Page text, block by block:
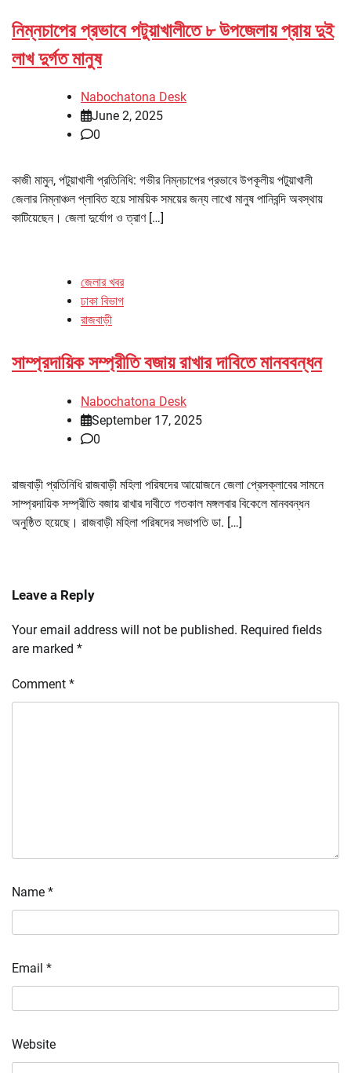
নিম্নচাপের প্রভাবে পটুয়াখালীতে ৮ উপজেলায় প্রায় দুই
লাখ দুর্গত মানুষ
Nabochatona Desk
June 2, 2025
0
কাজী মামুন, পটুয়াখালী প্রতিনিধি: গভীর নিম্নচাপের প্রভাবে উপকূলীয় পটুয়াখালী
জেলার নিম্নাঞ্চল প্লাবিত হয়ে সাময়িক সময়ের জন্য লাখো মানুষ পানিবন্দি অবস্থায়
কাটিয়েছেন। জেলা দুর্যোগ ও ত্রাণ […]
জেলার খবর
ঢাকা বিভাগ
রাজবাড়ী
সাম্প্রদায়িক সম্প্রীতি বজায় রাখার দাবিতে মানববন্ধন
Nabochatona Desk
September 17, 2025
0
রাজবাড়ী প্রতিনিধি রাজবাড়ী মহিলা পরিষদের আয়োজনে জেলা প্রেসক্লাবের সামনে
সাম্প্রদায়িক সম্প্রীতি বজায় রাখার দাবীতে গতকাল মঙ্গলবার বিকেলে মানববন্ধন
অনুষ্ঠিত হয়েছে। রাজবাড়ী মহিলা পরিষদের সভাপতি ডা. […]
Leave a Reply
Your email address will not be published. Required fields
are marked *
Comment *
Name *
Email *
Website